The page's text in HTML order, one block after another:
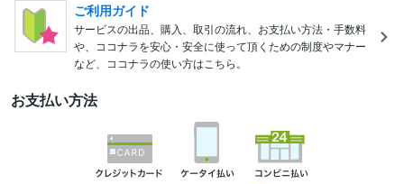
ご利用ガイド
サービスの出品、購入、取引の流れ、お支払い方法・手数料
や、ココナラを安心・安全に使って頂くための制度やマナー
など、ココナラの使い方はこちら。
お支払い方法